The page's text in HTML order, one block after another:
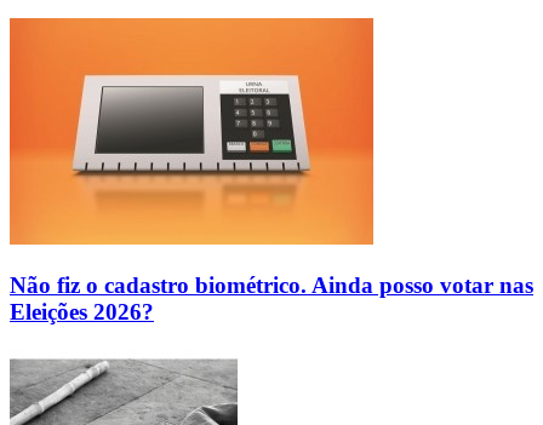
Não fiz o cadastro biométrico. Ainda posso votar nas
Eleições 2026?